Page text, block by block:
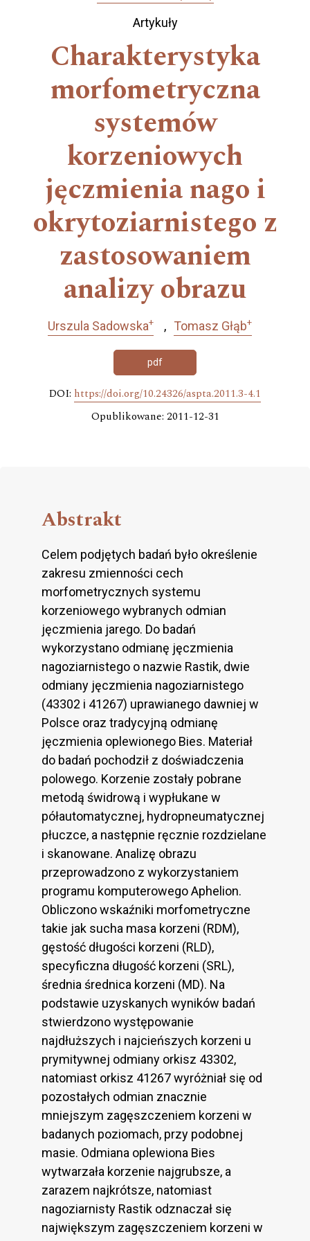
Artykuły
Charakterystyka
morfometryczna
systemów
korzeniowych
jęczmienia nago i
okrytoziarnistego z
zastosowaniem
analizy obrazu
Urszula Sadowska+ Tomasz Głąb+
pdf
DOI: https://doi.org/10.24326/aspta.2011.3-4.1
Opublikowane: 2011-12-31
Abstrakt
Celem podjętych badań było określenie
zakresu zmienności cech
morfometrycznych systemu
korzeniowego wybranych odmian
jęczmienia jarego. Do badań
wykorzystano odmianę jęczmienia
nagoziarnistego o nazwie Rastik, dwie
odmiany jęczmienia nagoziarnistego
(43302 i 41267) uprawianego dawniej w
Polsce oraz tradycyjną odmianę
jęczmienia oplewionego Bies. Materiał
do badań pochodził z doświadczenia
polowego. Korzenie zostały pobrane
metodą świdrową i wypłukane w
półautomatycznej, hydropneumatycznej
płuczce, a następnie ręcznie rozdzielane
i skanowane. Analizę obrazu
przeprowadzono z wykorzystaniem
programu komputerowego Aphelion.
Obliczono wskaźniki morfometryczne
takie jak sucha masa korzeni (RDM),
gęstość długości korzeni (RLD),
specyficzna długość korzeni (SRL),
średnia średnica korzeni (MD). Na
podstawie uzyskanych wyników badań
stwierdzono występowanie
najdłuższych i najcieńszych korzeni u
prymitywnej odmiany orkisz 43302,
natomiast orkisz 41267 wyróżniał się od
pozostałych odmian znacznie
mniejszym zagęszczeniem korzeni w
badanych poziomach, przy podobnej
masie. Odmiana oplewiona Bies
wytwarzała korzenie najgrubsze, a
zarazem najkrótsze, natomiast
nagoziarnisty Rastik odznaczał się
największym zagęszczeniem korzeni w